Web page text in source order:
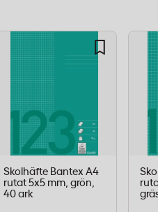
Skolhäfte Bantex A4
rutat 5x5 mm, grön,
40 ark